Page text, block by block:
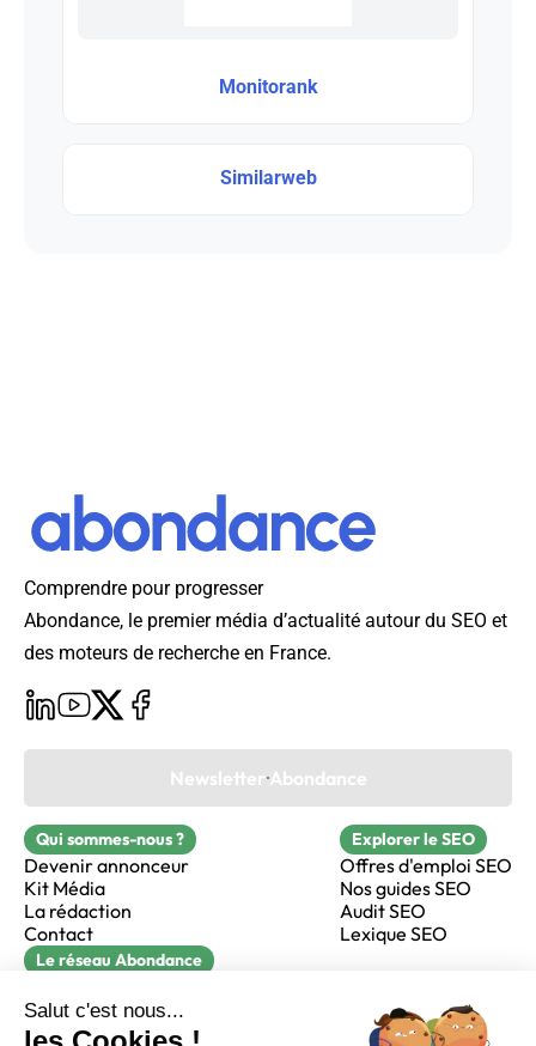
Monitorank
Similarweb
Comprendre pour progresser
Abondance, le premier média d’actualité autour du SEO et
des moteurs de recherche en France.
Newsletter Abondance
Qui sommes-nous ?
Devenir annonceur
Kit Média
La rédaction
Contact
Explorer le SEO
Offres d'emploi SEO
Nos guides SEO
Audit SEO
Lexique SEO
Le réseau Abondance
Réacteur
alfie formation